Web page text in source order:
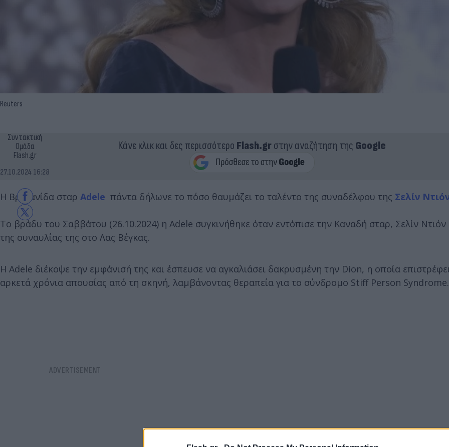
Reuters
Συντακτική
Ομάδα
Flash.gr
27.10.2024 16:28
Κάνε κλικ και δες περισσότερο Flash.grστην αναζήτηση της Google
Η Βρετανίδα σταρ Adele πάντα δήλωνε το πόσο θαυμάζει το ταλέντο της συναδέλφου της Σελίν
Το βράδυ του Σαββάτου (26.10.2024) η Adele συγκινήθηκε όταν εντόπισε την Καναδή σταρ, Σελίν Ντιόν
της συναυλίας της στο Λας Βέγκας.
Η Adele διέκοψε την εμφάνισή της και έσπευσε να αγκαλιάσει δακρυσμένη την Dion, η οποία
αρκετά χρόνια απουσίας από τη σκηνή, λαμβάνοντας θεραπεία για το σύνδρομο Stiff Person Syndrome.